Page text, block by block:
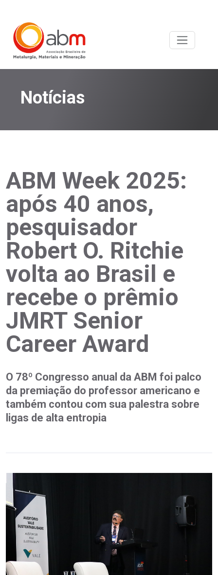
Notícias
ABM Week 2025:
após 40 anos,
pesquisador
Robert O. Ritchie
volta ao Brasil e
recebe o prêmio
JMRT Senior
Career Award
O 78º Congresso anual da ABM foi palco
da premiação do professor americano e
também contou com sua palestra sobre
ligas de alta entropia